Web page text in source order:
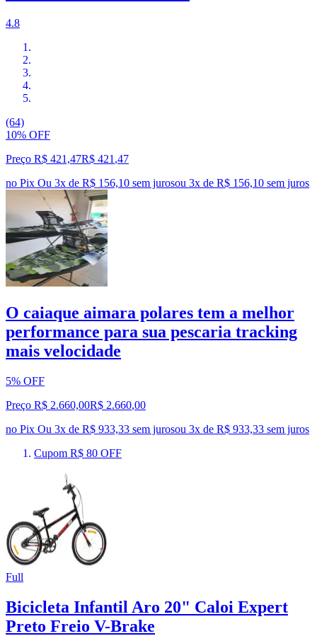
4.8
(64)
10% OFF
Preço R$ 421,47R$ 421 ,47
no Pix Ou 3x de R$ 156,10 sem jurosou 3x de R$ 156,10 sem juros
O caiaque aimara polares tem a melhor
performance para sua pescaria tracking
mais velocidade
5% OFF
Preço R$ 2.660,00R$ 2.660,00
no Pix Ou 3x de R$ 933,33 sem jurosou 3x de R$ 933,33 sem juros
Cupom R$ 80 OFF
Full
Bicicleta Infantil Aro 20" Caloi Expert
Preto Freio V-Brake